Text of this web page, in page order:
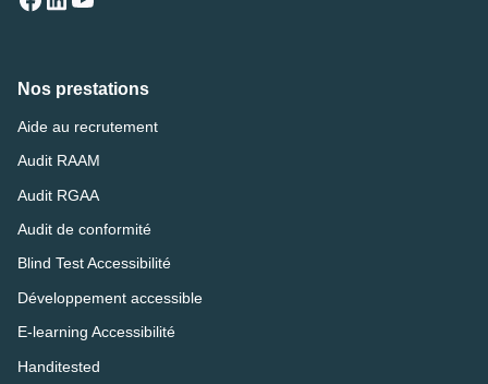
Nos prestations
Aide au recrutement
Audit RAAM
Audit RGAA
Audit de conformité
Blind Test Accessibilité
Développement accessible
E-learning Accessibilité
Handitested